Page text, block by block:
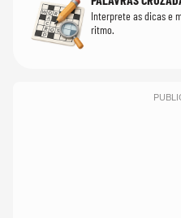
Interprete as dicas e
ritmo.